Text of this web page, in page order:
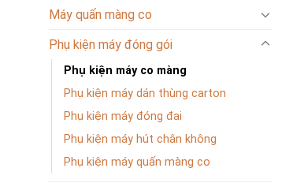
Máy quấn màng co
Phụ kiện máy đóng gói
Phụ kiện máy co màng
Phụ kiện máy dán thùng carton
Phụ kiện máy đóng đai
Phụ kiện máy hút chân không
Phụ kiện máy quấn màng co